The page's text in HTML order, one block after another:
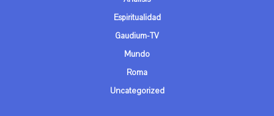
Espiritualidad
Gaudium-TV
Mundo
Roma
Uncategorized